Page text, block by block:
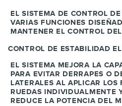
EL SISTEMA DE CONTROL
VARIAS FUNCIONES
MANTENER EL CONTROL
CONTROL DE ESTABILIDAD
EL SISTEMA MEJORA LA
PARA EVITAR DERRAPES O
LATERALES AL APLICAR
RUEDAS INDIVIDUALMENTE
REDUCE LA POTENCIA DEL